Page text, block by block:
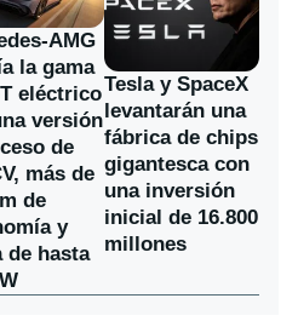
AMG
la gama
eléctrico
versión
de
más de
de
y
de hasta
Tesla y SpaceX
levantarán una
fábrica de chips
gigantesca con
una inversión
inicial de 16.800
millones